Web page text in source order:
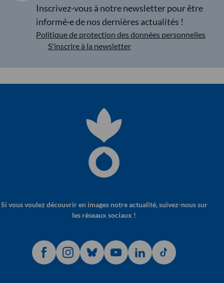
Inscrivez-vous à notre newsletter pour être
informé·e de nos dernières actualités !
Politique de protection des données personnelles
S'inscrire à la newsletter
Si vous voulez découvrir en images notre actualité, suivez-nous sur
les réseaux sociaux !